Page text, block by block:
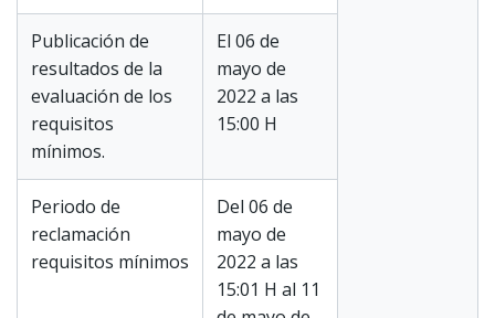
Publicación de
resultados de la
evaluación de los
requisitos
mínimos.
El 06 de
mayo de
2022 a las
15:00 H
Periodo de
reclamación
requisitos mínimos
Del 06 de
mayo de
2022 a las
15:01 H al 11